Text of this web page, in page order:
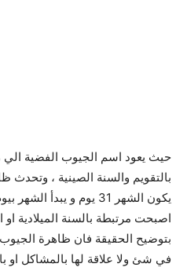
حيث يعود اسم الجيوب الفضية
بالتقويم والسنة الصينية ، وتحدث
يكون الشهر 31 يوم و
اصبحت مرتبطة بالسنة الميلادية
بتوضيح الحقيقة فان ظاهرة الجيوب
في شئ ولا علاقة لها بالمشاكل او